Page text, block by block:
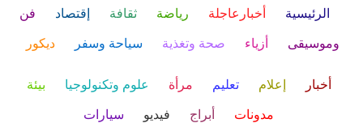
الرئيسية أخبارعاجلة رياضة ثقافة إقتصاد فن
وموسيقى أزياء صحة وتغذية سياحة وسفر ديكور
أخبار إعلام تعليم مرأة علوم وتكنولوجيا بيئة
مدونات أبراج فيديو سيارات